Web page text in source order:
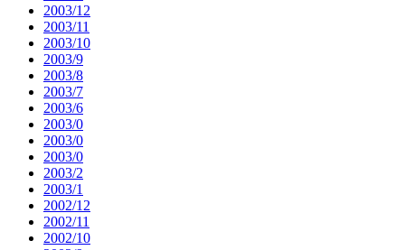
2003/12
2003/11
2003/10
2003/9
2003/8
2003/7
2003/6
2003/0
2003/0
2003/0
2003/2
2003/1
2002/12
2002/11
2002/10